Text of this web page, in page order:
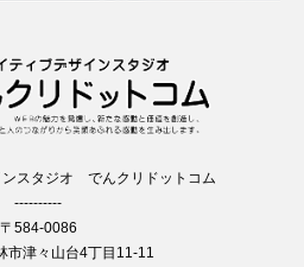
ンスタジオ でんクリドットコム
----------
〒584-0086
市津々山台4丁目11-11